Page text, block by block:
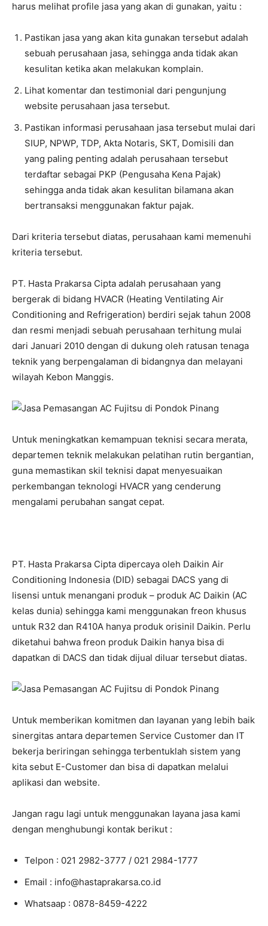
harus melihat profile jasa yang akan di gunakan, yaitu :
Pastikan jasa yang akan kita gunakan tersebut adalah
sebuah perusahaan jasa, sehingga anda tidak akan
kesulitan ketika akan melakukan komplain.
Lihat komentar dan testimonial dari pengunjung
website perusahaan jasa tersebut.
Pastikan informasi perusahaan jasa tersebut mulai dari
SIUP, NPWP, TDP, Akta Notaris, SKT, Domisili dan
yang paling penting adalah perusahaan tersebut
terdaftar sebagai PKP (Pengusaha Kena Pajak)
sehingga anda tidak akan kesulitan bilamana akan
bertransaksi menggunakan faktur pajak.
Dari kriteria tersebut diatas, perusahaan kami memenuhi
kriteria tersebut.
PT. Hasta Prakarsa Cipta adalah perusahaan yang
bergerak di bidang HVACR (Heating Ventilating Air
Conditioning and Refrigeration) berdiri sejak tahun 2008
dan resmi menjadi sebuah perusahaan terhitung mulai
dari Januari 2010 dengan di dukung oleh ratusan tenaga
teknik yang berpengalaman di bidangnya dan melayani
wilayah Kebon Manggis.
Untuk meningkatkan kemampuan teknisi secara merata,
departemen teknik melakukan pelatihan rutin bergantian,
guna memastikan skil teknisi dapat menyesuaikan
perkembangan teknologi HVACR yang cenderung
mengalami perubahan sangat cepat.
PT. Hasta Prakarsa Cipta dipercaya oleh Daikin Air
Conditioning Indonesia (DID) sebagai DACS yang di
lisensi untuk menangani produk – produk AC Daikin (AC
kelas dunia) sehingga kami menggunakan freon khusus
untuk R32 dan R410A hanya produk orisinil Daikin. Perlu
diketahui bahwa freon produk Daikin hanya bisa di
dapatkan di DACS dan tidak dijual diluar tersebut diatas.
Untuk memberikan komitmen dan layanan yang lebih baik
sinergitas antara departemen Service Customer dan IT
bekerja beriringan sehingga terbentuklah sistem yang
kita sebut E-Customer dan bisa di dapatkan melalui
aplikasi dan website.
Jangan ragu lagi untuk menggunakan layana jasa kami
dengan menghubungi kontak berikut :
Telpon : 021 2982-3777 / 021 2984-1777
Email : info@hastaprakarsa.co.id
Whatsaap : 0878-8459-4222